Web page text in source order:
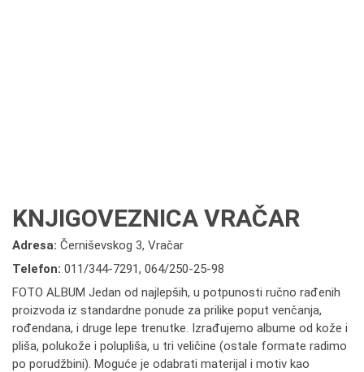
KNJIGOVEZNICA VRAČAR
Adresa: Černiševskog 3, Vračar
Telefon: 011/344-7291, 064/250-25-98
FOTO ALBUM Jedan od najlepših, u potpunosti ručno rađenih
proizvoda iz standardne ponude za prilike poput venčanja,
rođendana, i druge lepe trenutke. Izrađujemo albume od kože i
pliša, polukože i polupliša, u tri veličine (ostale formate radimo
po porudžbini). Moguće je odabrati materijal i motiv kao